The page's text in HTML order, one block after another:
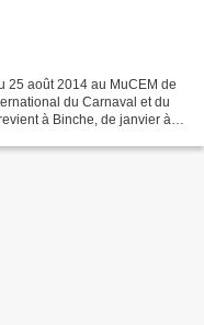
25 août 2014 au MuCEM de
du Carnaval et du
à Binche, de janvier à